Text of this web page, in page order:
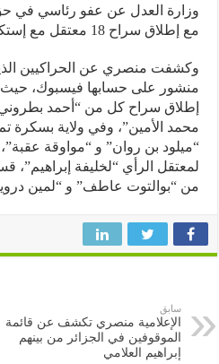
العدل عن عفو رئاسي في حق
18 معتقل مع إستكمال الإجراءات مع الآخرين .
منصري عن الحراكيين الذين
على حسابها فيسبوك، حيث قالت
سراح كل من “أحمد بطروني”،
الأمين”، وفي ولاية بسكرة تم
بن روان” و “مواوقة عقبة”،
الرأي “لخليفة إبراهيم”،
“بوالتوت عاطف” و “لمين درويش” .
الإعلامية منصري تكشف عن قائمة
الموقوفين في الجزائر من بينهم
إبراهيم العلامي